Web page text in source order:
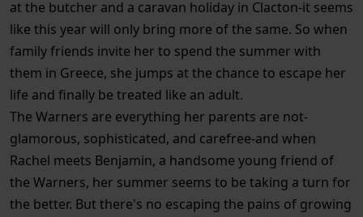
at the butcher and a caravan holiday in Clacton-it seems
like this year will only bring more of the same. So when
family friends invite her to spend the summer with
them in Greece, she jumps at the chance to escape her
life and finally be treated like an adult.
The Warners are everything her parents are not-
glamorous, sophisticated, and carefree-and when
Rachel meets Benjamin, a handsome young friend of
the Warners, her summer seems to be taking a turn for
the better. But there's no escaping the pains of growing